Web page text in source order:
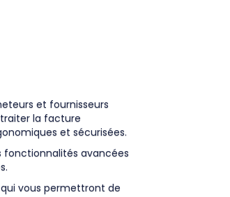
et fournisseurs
la facture
et sécurisées.
fonctionnalités avancées
vous permettront de